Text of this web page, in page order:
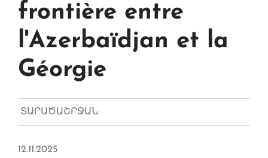
frontière entre
l'Azerbaïdjan et la
Géorgie
ՏԱՐԱԾԱՇՐՋԱՆ
12.11.2025